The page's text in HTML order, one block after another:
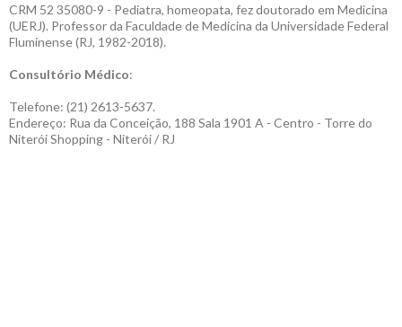
CRM 52 35080-9 - Pediatra, homeopata, fez doutorado em Medicina
(UERJ). Professor da Faculdade de Medicina da Universidade Federal
Fluminense (RJ, 1982-2018).
Consultório Médico:
Telefone: (21) 2613-5637.
Endereço: Rua da Conceição, 188 Sala 1901 A - Centro - Torre do
Niterói Shopping - Niterói / RJ